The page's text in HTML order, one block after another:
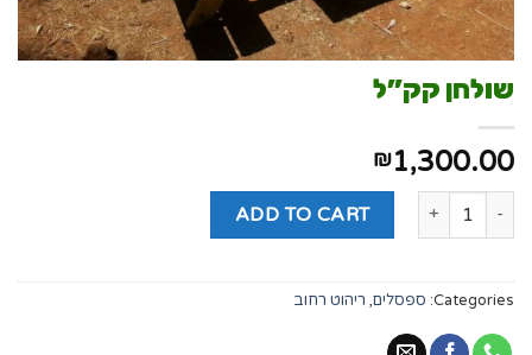
שולחן קק”ל
₪1,300.00
ADD TO CART
Categories: ספסלים, ריהוט רחוב